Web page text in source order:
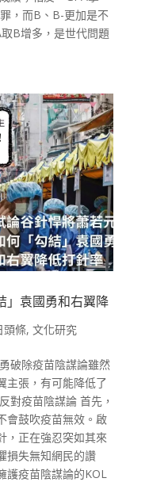
，而B、B-更加是不
B增多，是世代問題
」袁國勇和右翼降
頭條, 文化研究
破除疫苗陰謀論雖然
主張，有可能降低了
對疫苗陰謀論 首先，
會鼓吹疫苗無效。啟
，正在強忍突如其來
損失無知網民的讚
護疫苗陰謀論的KOL